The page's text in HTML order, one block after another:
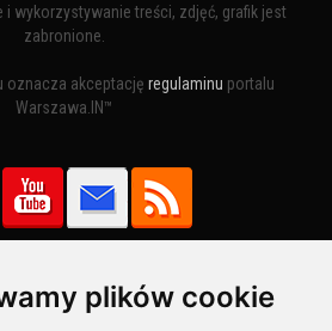
plików cookie
i wykorzystywanie treści, zdjęć, grafik jest
zabronione.
oznacza akceptację regulaminu portalu
Warszawa.IN™
Płatności obsługuje: